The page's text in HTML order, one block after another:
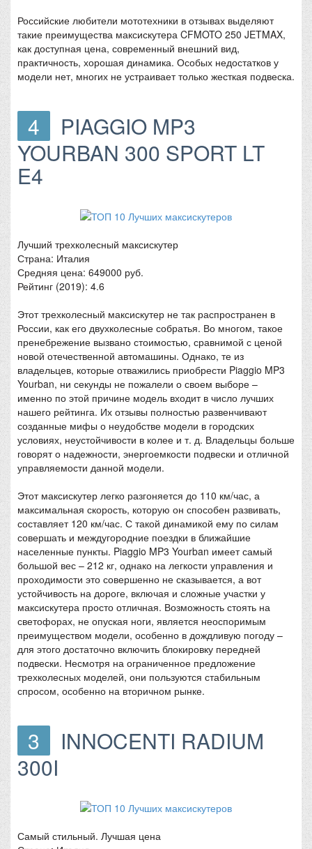
Российские любители мототехники в отзывах выделяют
такие преимущества максискутера CFMOTO 250 JETMAX,
как доступная цена, современный внешний вид,
практичность, хорошая динамика. Особых недостатков у
модели нет, многих не устраивает только жесткая подвеска.
4
PIAGGIO MP3
YOURBAN 300 SPORT LT
E4
Лучший трехколесный максискутер
Страна: Италия
Средняя цена: 649000 руб.
Рейтинг (2019): 4.6
Этот трехколесный максискутер не так распространен в
России, как его двухколесные собратья. Во многом, такое
пренебрежение вызвано стоимостью, сравнимой с ценой
новой отечественной автомашины. Однако, те из
владельцев, которые отважились приобрести Piaggio MP3
Yourban, ни секунды не пожалели о своем выборе –
именно по этой причине модель входит в число лучших
нашего рейтинга. Их отзывы полностью развенчивают
созданные мифы о неудобстве модели в городских
условиях, неустойчивости в колее и т. д. Владельцы больше
говорят о надежности, энергоемкости подвески и отличной
управляемости данной модели.
Этот максискутер легко разгоняется до 110 км/час, а
максимальная скорость, которую он способен развивать,
составляет 120 км/час. С такой динамикой ему по силам
совершать и междугородние поездки в ближайшие
населенные пункты. Piaggio MP3 Yourban имеет самый
большой вес – 212 кг, однако на легкости управления и
проходимости это совершенно не сказывается, а вот
устойчивость на дороге, включая и сложные участки у
максискутера просто отличная. Возможность стоять на
светофорах, не опуская ноги, является неоспоримым
преимуществом модели, особенно в дождливую погоду –
для этого достаточно включить блокировку передней
подвески. Несмотря на ограниченное предложение
трехколесных моделей, они пользуются стабильным
спросом, особенно на вторичном рынке.
3
INNOCENTI RADIUM
300I
Самый стильный. Лучшая цена